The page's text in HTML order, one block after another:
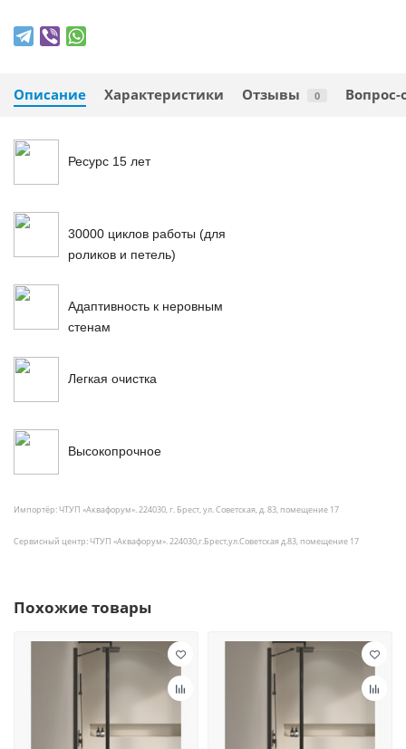
Описание Характеристики Отзывы 0 Вопрос-
Ресурс 15 лет
30000 циклов работы (для
роликов и петель)
Адаптивность к неровным
стенам
Легкая очистка
Высокопрочное
Импортёр: ЧТУП «Аквафорум». 224030, г. Брест, ул. Советская, д. 83, помещение 17
Сервисный центр: ЧТУП «Аквафорум». 224030,г.Брест,ул.Советская д.83, помещение 17
Похожие товары